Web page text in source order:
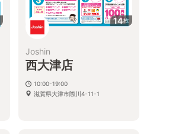
14枚
Joshin
西大津店
10:00-19:00
滋賀県大津市際川4-11-1